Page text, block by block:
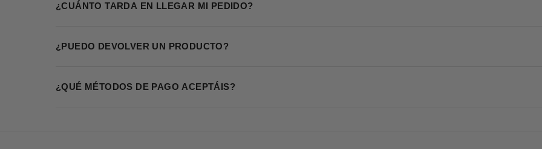
¿CUÁNTO TARDA EN LLEGAR MI PEDIDO?
¿PUEDO DEVOLVER UN PRODUCTO?
¿QUÉ MÉTODOS DE PAGO ACEPTÁIS?